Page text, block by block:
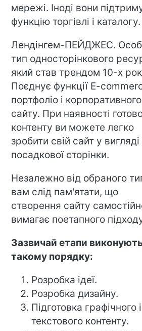
мережі. Іноді вони
функцію торгівлі і каталогу.
Лендінгем-ПЕЙДЖЕС.
тип односторінкового
який став трендом 10-х
Поєднує функції E-
портфоліо і корпоративного
сайту. При наявності
контенту ви можете легко
зробити свій сайт у вигляді
посадкової сторінки.
Незалежно від обраного
вам слід пам'ятати, що
створення сайту
вимагає поетапного
Зазвичай етапи
такому порядку:
Розробка ідеї.
Розробка дизайну.
Підготовка графічного і
текстового контенту.